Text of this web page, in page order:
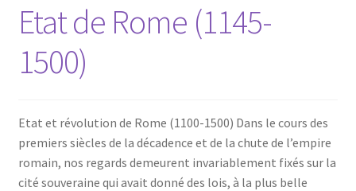
Etat de Rome (1145-
1500)
Etat et révolution de Rome (1100-1500) Dans le cours des
premiers siècles de la décadence et de la chute de l’empire
romain, nos regards demeurent invariablement fixés sur la
cité souveraine qui avait donné des lois, à la plus belle